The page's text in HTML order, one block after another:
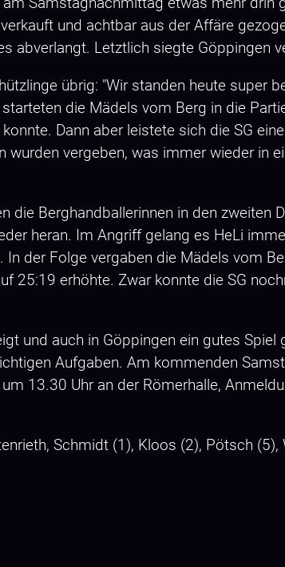
und achtbar aus der Affäre
abverlangt. Letztlich siegte Göppingen
übrig: "Wir standen heute super
die Mädels vom Berg in die
Dann aber leistete sich die SG
wurden vergeben, was immer wieder in
die Berghandballerinnen in den zweiten
heran. Im Angriff gelang es HeLi
der Folge vergaben die Mädels vom
25:19 erhöhte. Zwar konnte die SG
und auch in Göppingen ein gutes
Aufgaben. Am kommenden
13.30 Uhr an der Römerhalle,
Schmidt (1), Kloos (2), Pötsch